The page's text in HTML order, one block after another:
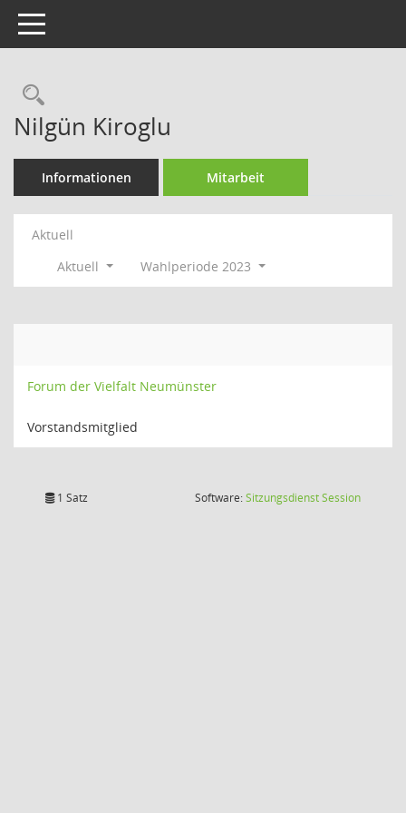
Toggle navigation
Rechercheauswahl
Nilgün Kiroglu
Informationen Mitarbeit
Aktuell
Aktuell
Wahlperiode 2023
Forum der Vielfalt Neumünster
Vorstandsmitglied
1 Satz Software:SitzungsdienstSession(Wird in